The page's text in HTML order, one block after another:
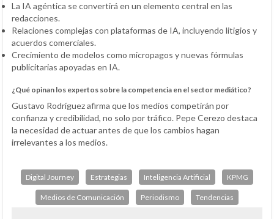
La IA agéntica se convertirá en un elemento central en las
redacciones.
Relaciones complejas con plataformas de IA, incluyendo litigios y
acuerdos comerciales.
Crecimiento de modelos como micropagos y nuevas fórmulas
publicitarias apoyadas en IA.
¿Qué opinan los expertos sobre la competencia en el sector mediático?
Gustavo Rodríguez afirma que los medios competirán por
confianza y credibilidad, no solo por tráfico. Pepe Cerezo destaca
la necesidad de actuar antes de que los cambios hagan
irrelevantes a los medios.
Digital Journey Estrategias Inteligencia Artificial KPMG
Medios de Comunicación Periodismo Tendencias